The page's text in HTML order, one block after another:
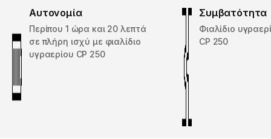
Αυτονομία
Περίπου 1 ώρα και 20 λεπτά
σε πλήρη ισχύ με φιαλίδιο
υγραερίου CP 250
Συμβατότητα
Φιαλίδιο
CP 250